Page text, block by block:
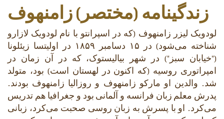
زندگینامه (مختصر) زامنهوف
لودویک لیزر زامنهوف (که در اسپرانتو با نام لودویک لازارو
شناخته می‌شود) در ۱۵ دسامبر ۱۸۵۹ در اولیتسا زیئلونا
("خیابان سبز") در شهر بیالیستوک، که در آن زمان در
امپراتوری روسیه (که اکنون در لهستان است) بود، متولد
شد. والدین او مارکو زامنهوف و روزالیا زامنهوف بودند.
پدرش معلم زبان فرانسه و آلمانی بود و جغرافیا هم تدریس
می‌کرد. او با پسرش به زبان روسی صحبت می‌کرد، زبانی